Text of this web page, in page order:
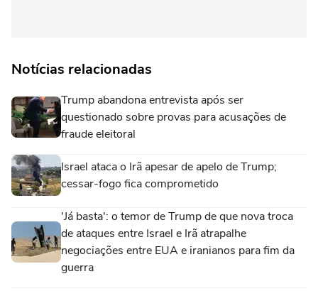
Notícias relacionadas
Trump abandona entrevista após ser
questionado sobre provas para acusações de
fraude eleitoral
Israel ataca o Irã apesar de apelo de Trump;
cessar-fogo fica comprometido
'Já basta': o temor de Trump de que nova troca
de ataques entre Israel e Irã atrapalhe
negociações entre EUA e iranianos para fim da
guerra